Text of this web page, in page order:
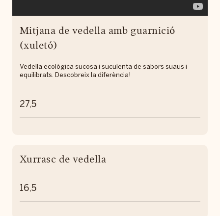
Mitjana de vedella amb guarnició
(xuletó)
Vedella ecològica sucosa i suculenta de sabors suaus i
equilibrats. Descobreix la diferència!
27,5
Xurrasc de vedella
16,5